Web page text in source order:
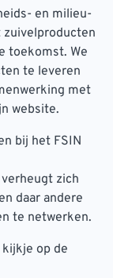
en milieu-
zuivelproducten
toekomst. We
te leveren
met
website.
bij het FSIN
zich
daar andere
te netwerken.
op de